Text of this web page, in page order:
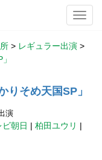
> レギュラー出演 >
りそめ天国SP」
演
ビ朝日 | 柏田ユウリ |